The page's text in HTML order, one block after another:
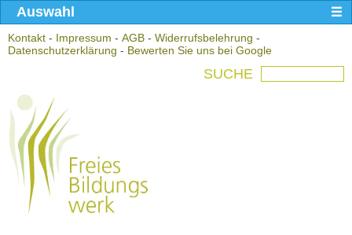
Kontakt - Impressum - AGB - Widerrufsbelehrung -
Datenschutzerklärung - Bewerten Sie uns bei Google
SUCHE
Auswahl